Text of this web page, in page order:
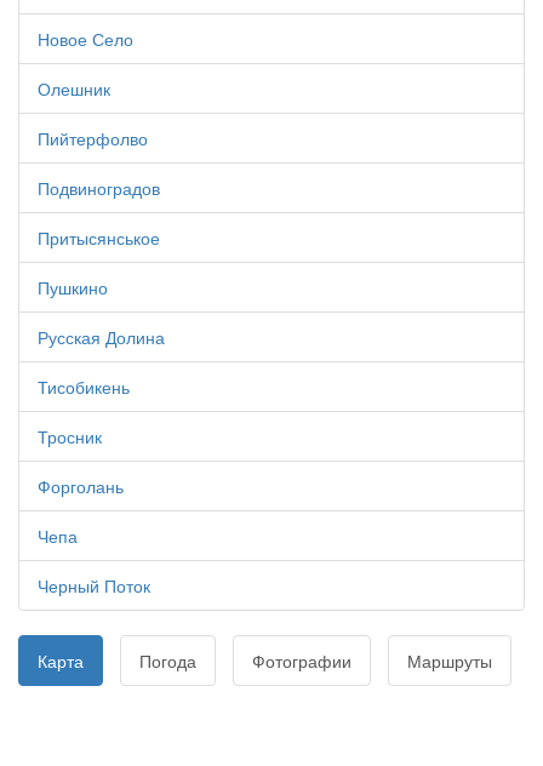
Новое Село
Олешник
Пийтерфолво
Подвиноградов
Притысянськое
Пушкино
Русская Долина
Тисобикень
Тросник
Форголань
Чепа
Черный Поток
Карта Погода Фотографии Маршруты